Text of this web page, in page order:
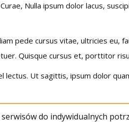
Nulla ipsum dolor lacus,
pede cursus vitae, ultricies eu,
Quisque cursus et, porttitor
lectus. Ut sagittis, ipsum dolor
do indywidualnych